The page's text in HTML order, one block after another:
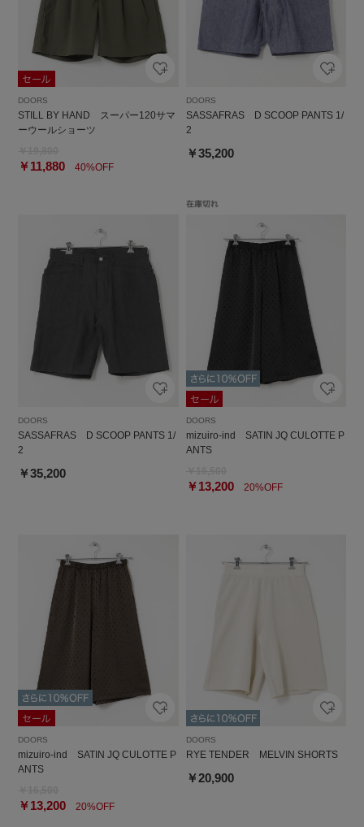
DOORS
STILL BY HAND スーパー120サマ
ーウールショーツ
￥11,880 40%OFF
DOORS
SASSAFRAS D SCOOP PANTS 1/
2
￥35,200
DOORS
SASSAFRAS D SCOOP PANTS 1/
2
￥35,200
DOORS
mizuiro-ind SATIN JQ CULOTTE P
ANTS
￥13,20020%OFF
DOORS
mizuiro-ind SATIN JQ CULOTTE P
ANTS
￥13,200 20%OFF
DOORS
RYE TENDER MELVIN SHORTS
￥20,900